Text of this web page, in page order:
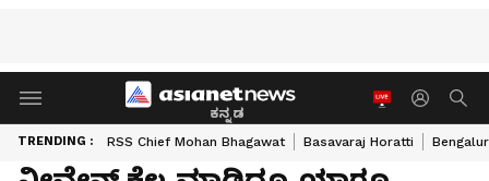
ಕನ್ನಡ
TRENDING : RSS Chief Mohan Bhagawat Basavaraj Horatti